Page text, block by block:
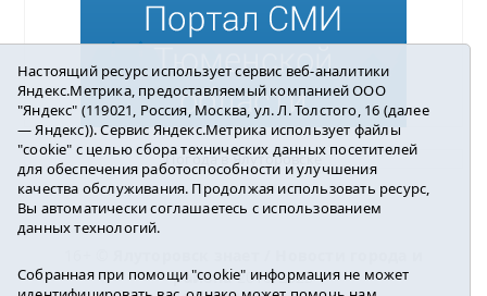
Погода в Ялуторовске
района2016-2023
Настоящий ресурс использует сервис веб-аналитики
Яндекс.Метрика, предоставляемый компанией ООО
"Яндекс" (119021, Россия, Москва, ул. Л. Толстого, 16 (далее
— Яндекс)). Сервис Яндекс.Метрика использует файлы
"cookie" с целью сбора технических данных посетителей
для обеспечения работоспособности и улучшения
качества обслуживания. Продолжая использовать ресурс,
Вы автоматически соглашаетесь с использованием
данных технологий.
Собранная при помощи "cookie" информация не может